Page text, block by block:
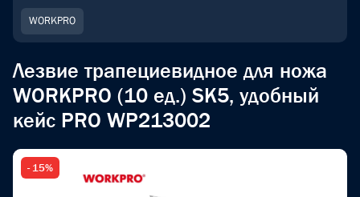
WORKPRO
Лезвие трапециевидное для ножа
WORKPRO (10 ед.) SK5, удобный
кейс PRO WP213002
- 15%